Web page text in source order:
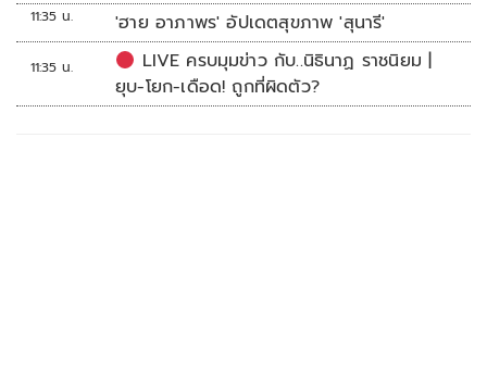
11:35 น. 'ฮาย อาภาพร' อัปเดตสุขภาพ 'สุนารี'
11:35 น.
LIVE ครบมุมข่าว กับ..นิธินาฏ ราชนิยม |
ยุบ-โยก-เดือด! ถูกที่ผิดตัว?